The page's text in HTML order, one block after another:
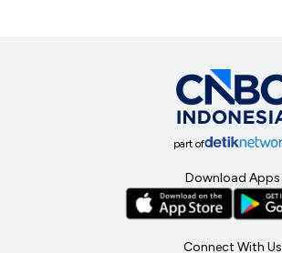
part of
Download Apps
Connect With Us